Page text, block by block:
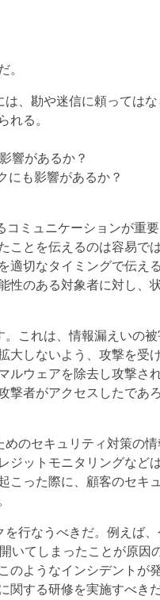
。
、勘や迷信に頼ってはな
れる。
響があるか？
にも影響があるか？
コミュニケーションが重要
ことを伝えるのは容易で
適切なタイミングで伝え
性のある対象者に対し、
。これは、情報漏えいの被
大しないよう、攻撃を受
ルウェアを除去し攻撃さ
撃者がアクセスしたであ
のセキュリティ対策の情
ジットモニタリングなど
こった際に、顧客のセキ
行なうべきだ。例えば、
いてしまったことが原因
のようなインシデントが
関する研修を実施すべき